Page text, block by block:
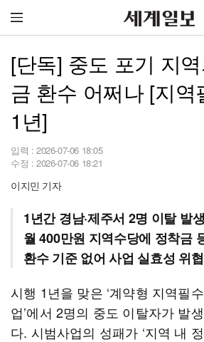
[단독] 중도 포기 지
금 환수 어쩌나 [지역
1년]
입력 : 2026-07-06 18:05
수정 : 2026-07-06 18:21
이지민 기자
1년간 경남·제주서 2명 이탈 발생
월 400만원 지역수당에 정착금
환수 기준 없어 사업 실효성 위협
시행 1년을 맞은 ‘계약형 지역필
업’에서 2명의 중도 이탈자가 발
다. 시범사업의 성패가 ‘지역 내